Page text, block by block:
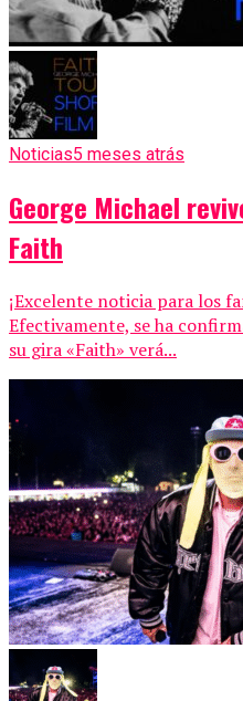
Noticias5 meses atrás
George Michael
Faith
¡Excelente noticia para los
Efectivamente, se ha
su gira «Faith» verá...